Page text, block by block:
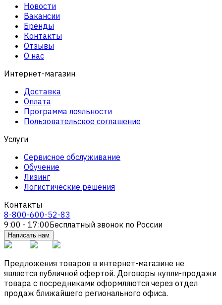
Новости
Вакансии
Бренды
Контакты
Отзывы
О нас
Интернет-магазин
Доставка
Оплата
Программа лояльности
Пользовательское соглашение
Услуги
Сервисное обслуживание
Обучение
Лизинг
Логистические решения
Контакты
8-800-600-52-83
9:00 - 17:00Бесплатный звонок по России
Написать нам
Предложения товаров в интернет-магазине не
является публичной офертой. Договоры купли-продажи
товара с посредниками оформляются через отдел
продаж ближайшего регионального офиса.